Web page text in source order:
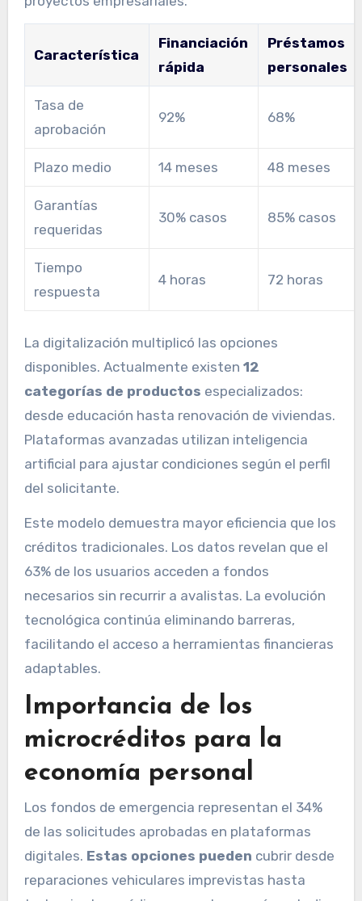
Característica
Financiación
rápida
Préstamos
personales
Tasa de
aprobación
92% 68%
Plazo medio 14 meses 48 meses
Garantías
requeridas
30% casos 85% casos
Tiempo
respuesta
4 horas 72 horas
La digitalización multiplicó las opciones
disponibles. Actualmente existen 12
categorías de productos especializados:
desde educación hasta renovación de viviendas.
Plataformas avanzadas utilizan inteligencia
artificial para ajustar condiciones según el perfil
del solicitante.
Este modelo demuestra mayor eficiencia que los
créditos tradicionales. Los datos revelan que el
63% de los usuarios acceden a fondos
necesarios sin recurrir a avalistas. La evolución
tecnológica continúa eliminando barreras,
facilitando el acceso a herramientas financieras
adaptables.
Importancia de los
microcréditos para la
economía personal
Los fondos de emergencia representan el 34%
de las solicitudes aprobadas en plataformas
digitales. Estas opciones pueden cubrir desde
reparaciones vehiculares imprevistas hasta